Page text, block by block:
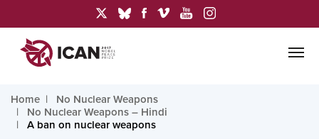
Home
No Nuclear Weapons
No Nuclear Weapons – Hindi
A ban on nuclear weapons